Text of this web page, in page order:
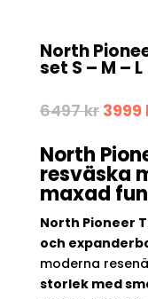
North
set S – M – L
6497kr Det
priset
var:
6497
3999
North
resväska
maxad
North Pioneer
och
moderna
storlek med